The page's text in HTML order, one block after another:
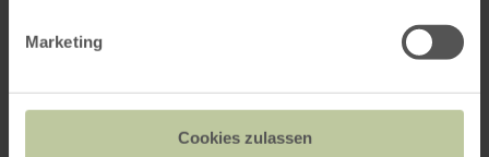
Marketing
Cookies zulassen